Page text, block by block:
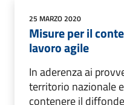
25 MARZO 2020
Misure per il
lavoro agile
In aderenza ai
territorio nazionale
contenere il